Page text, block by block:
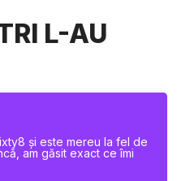
L-AU
și este mereu la fel de
am găsit exact ce îmi